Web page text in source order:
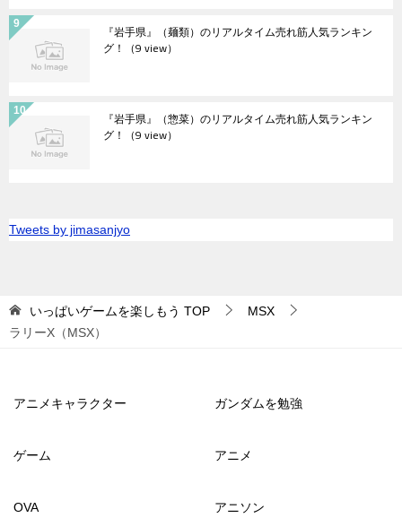
『岩手県』（麺類）のリアルタイム売れ筋人気ランキン
グ！ （9 view）
『岩手県』（惣菜）のリアルタイム売れ筋人気ランキン
グ！ （9 view）
Tweets by jimasanjyo
いっぱいゲームを楽しもう TOP
MSX
ラリーX（MSX）
アニメキャラクター ガンダムを勉強
ゲーム アニメ
OVA アニソン